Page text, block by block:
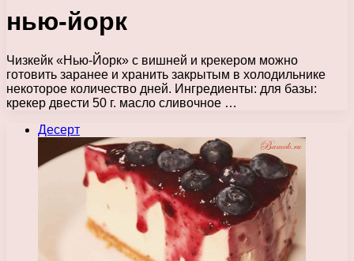
нью-йорк
Чизкейк «Нью-Йорк» с вишней и крекером можно
готовить заранее и хранить закрытым в холодильнике
некоторое количество дней. Ингредиенты: для базы:
крекер двести 50 г. масло сливочное …
Десерт